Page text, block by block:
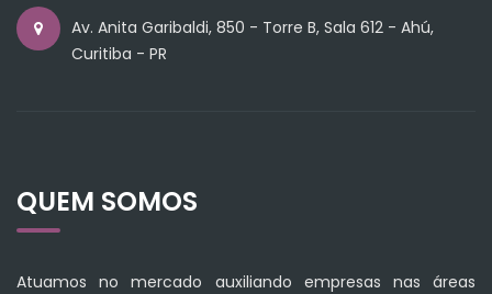
Av. Anita Garibaldi, 850 - Torre B, Sala 612 - Ahú,
Curitiba - PR
QUEM SOMOS
Atuamos no mercado auxiliando empresas nas áreas